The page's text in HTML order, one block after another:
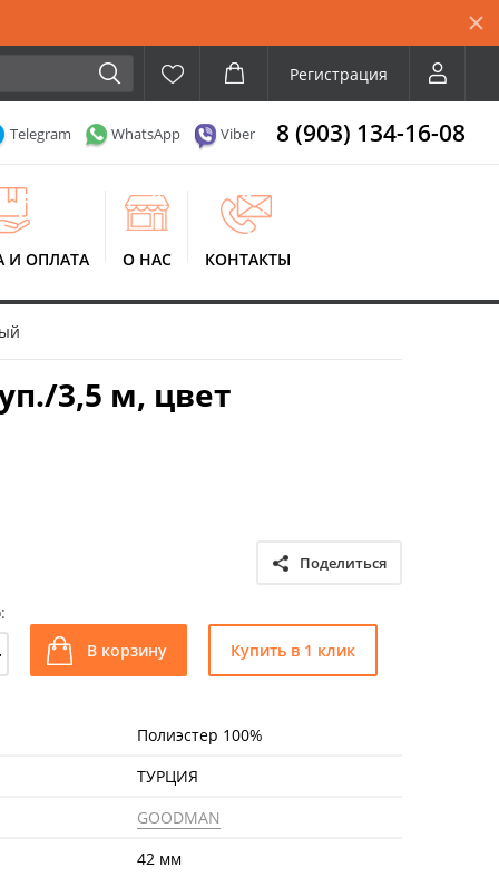
Регистрация
Telegram WhatsApp Viber 8 (903) 134-16-08
И ОПЛАТА О НАС КОНТАКТЫ
3,5 м, цвет
Поделиться
В корзину Купить в 1 клик
Полиэстер 100%
ТУРЦИЯ
GOODMAN
42 мм